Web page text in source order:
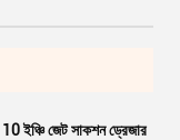
10 ইঞ্চি জেট সাকশন ড্রেজার